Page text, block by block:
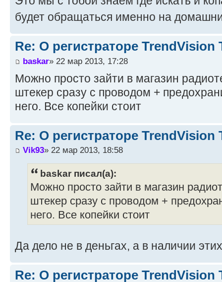
будет обращаться именно на
Re: О регистраторе TrendVision
baskar» 22 мар 2013, 17:28
Можно просто зайти в магазин
штекер сразу с проводом +
него. Все копейки стоит
Re: О регистраторе TrendVision
Vik93» 22 мар 2013, 18:58
baskar писал(а):
Можно просто зайти в магазин
штекер сразу с проводом +
него. Все копейки стоит
Да дело не в деньгах, а в наличии
Re: О регистраторе TrendVision